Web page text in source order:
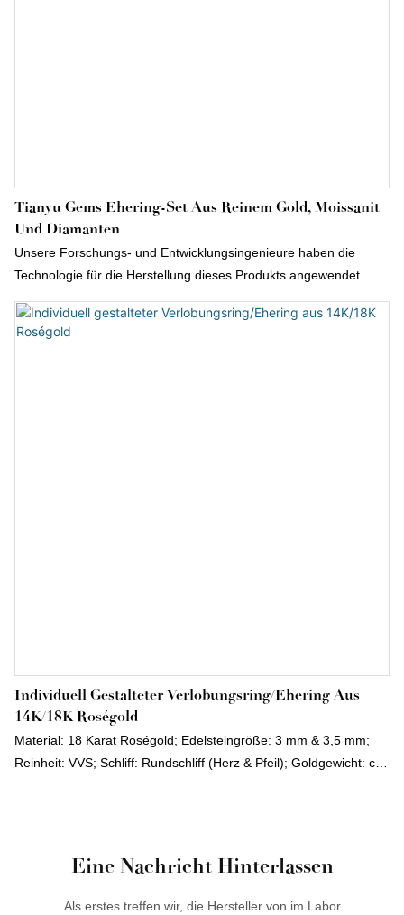
Tianyu Gems Ehering-Set Aus Reinem Gold, Moissanit
Und Diamanten
Unsere Forschungs- und Entwicklungsingenieure haben die
Technologie für die Herstellung dieses Produkts angewendet.
Aufgrund der nachgewiesenen Leistungsmerkmale ist das
Produkt im Bereich der Ringe weit verbreitet.
Individuell Gestalteter Verlobungsring/Ehering Aus
14K/18K Roségold
Material: 18 Karat Roségold; Edelsteingröße: 3 mm & 3,5 mm;
Reinheit: VVS; Schliff: Rundschliff (Herz & Pfeil); Goldgewicht: ca.
Eine Nachricht Hinterlassen
Als erstes treffen wir, die Hersteller von im Labor